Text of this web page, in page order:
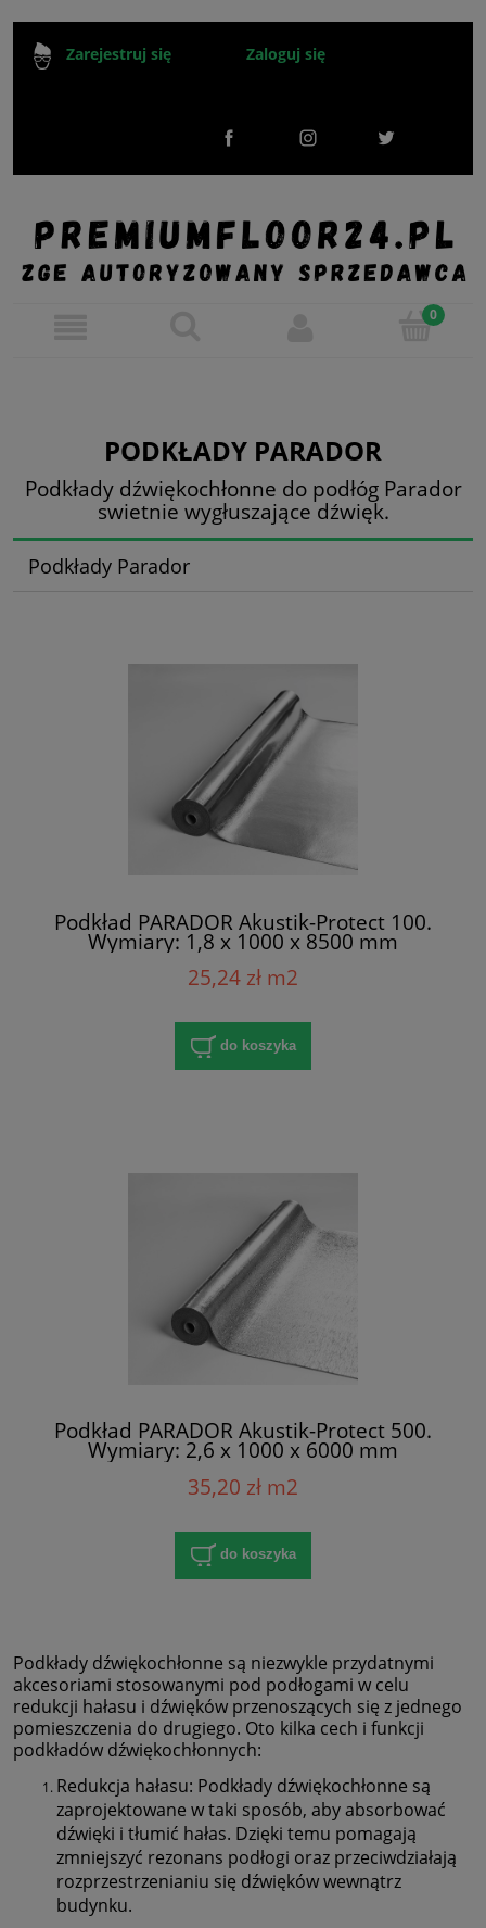
Zarejestruj się Zaloguj się
PODKŁADY PARADOR
Podkłady dźwiękochłonne do podłóg Parador
swietnie wygłuszające dźwięk.
Podkłady Parador
Podkład PARADOR Akustik-Protect 100.
Wymiary: 1,8 x 1000 x 8500 mm
25,24 zł m2
do koszyka
Podkład PARADOR Akustik-Protect 500.
Wymiary: 2,6 x 1000 x 6000 mm
35,20 zł m2
do koszyka
Podkłady dźwiękochłonne są niezwykle przydatnymi
akcesoriami stosowanymi pod podłogami w celu
redukcji hałasu i dźwięków przenoszących się z jednego
pomieszczenia do drugiego. Oto kilka cech i funkcji
podkładów dźwiękochłonnych:
Redukcja hałasu: Podkłady dźwiękochłonne są
zaprojektowane w taki sposób, aby absorbować
dźwięki i tłumić hałas. Dzięki temu pomagają
zmniejszyć rezonans podłogi oraz przeciwdziałają
rozprzestrzenianiu się dźwięków wewnątrz
budynku.